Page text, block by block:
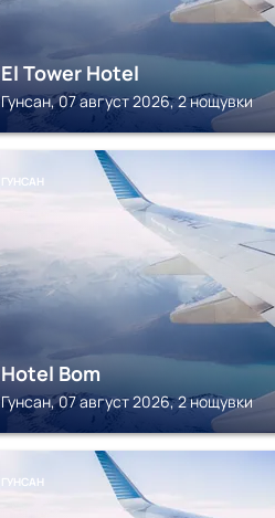
El Tower Hotel
Гунсан, 07 август 2026, 2 нощувки
ГУНСАН
Hotel Bom
Гунсан, 07 август 2026, 2 нощувки
ГУНСАН